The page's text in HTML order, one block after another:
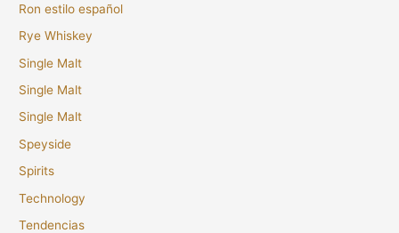
Ron estilo español
Rye Whiskey
Single Malt
Single Malt
Single Malt
Speyside
Spirits
Technology
Tendencias